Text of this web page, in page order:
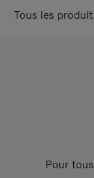
Tous les
Pour